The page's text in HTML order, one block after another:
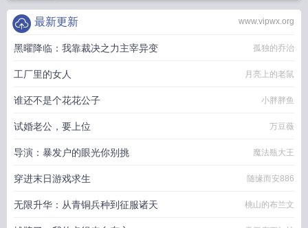
www.vipwx.org
最新更新
黑曜降临：我靠裁决之力主宰异变 孤独的乔治
工厂里的女人 月亮上的老鼠
谁还不是个花花公子 小胖胖鱼
试婚老公，要上位 万豆薇
导演：暴发户的眼光你别挑 魔法瓶大王
穿进末日游戏求生 随缘而安886
无限升华：从青铜兵种到征服诸天 桃山的布兰文